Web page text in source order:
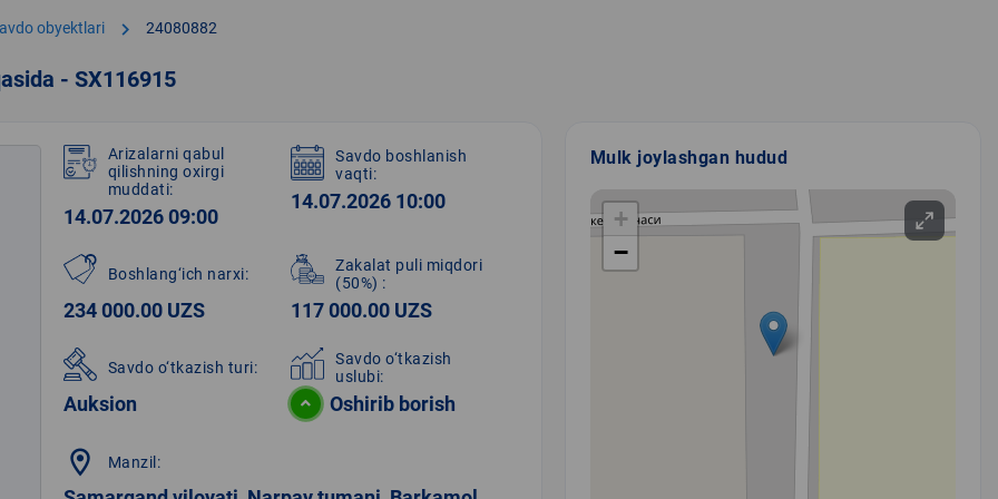
obyektlari chevron_right 24080882
- SX116915
Arizalarni qabul
qilishning oxirgi
muddati:
14.07.2026 09:00
Savdo boshlanish
vaqti:
14.07.2026 10:00
Boshlang‘ich narxi:
234 000.00 UZS
Zakalat puli miqdori
(50%) :
117 000.00 UZS
Savdo o‘tkazish turi:
Auksion
Savdo o‘tkazish
uslubi:
Oshirib borish
location_on Manzil:
Mulk joylashgan hudud
+
−